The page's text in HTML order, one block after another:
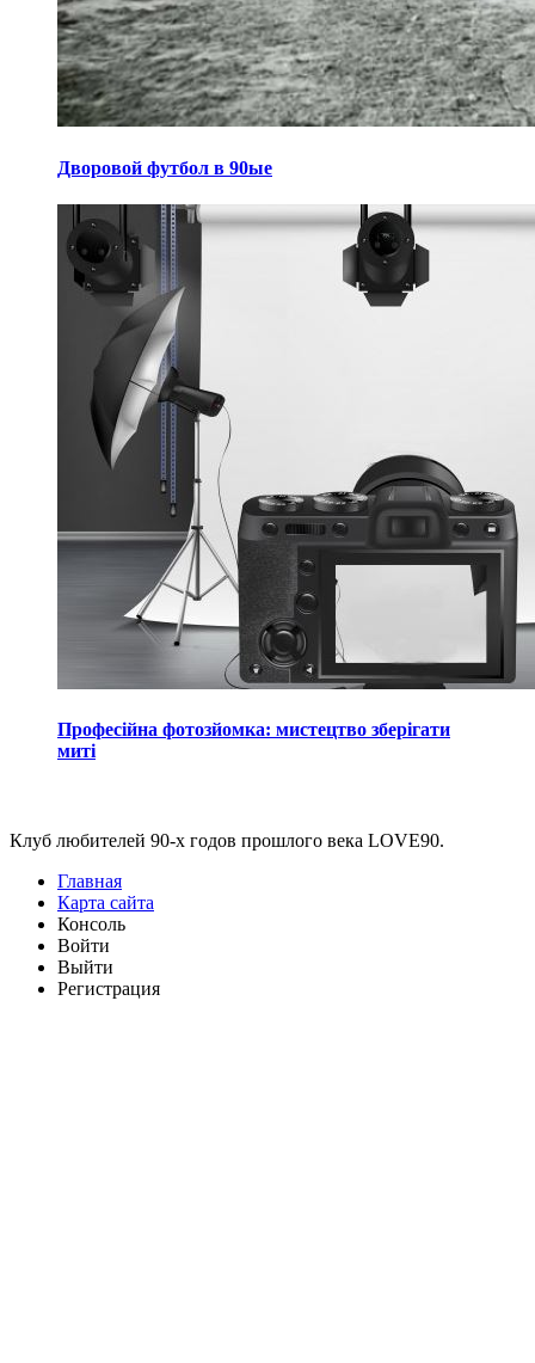
Дворовой футбол в 90ые
Професійна фотозйомка: мистецтво зберігати
миті
Клуб любителей 90-х годов прошлого века LOVE90.
Главная
Карта сайта
Консоль
Войти
Выйти
Регистрация